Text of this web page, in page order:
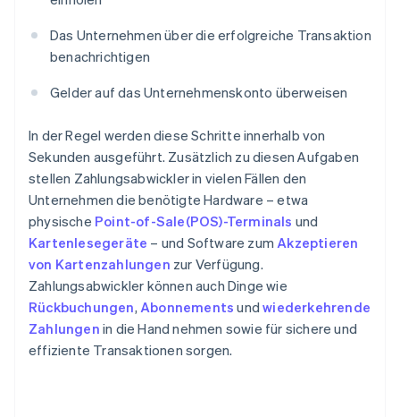
Das Unternehmen über die erfolgreiche Transaktion
benachrichtigen
Gelder auf das Unternehmenskonto überweisen
In der Regel werden diese Schritte innerhalb von
Sekunden ausgeführt. Zusätzlich zu diesen Aufgaben
stellen Zahlungsabwickler in vielen Fällen den
Unternehmen die benötigte Hardware – etwa
physische Point-of-Sale(POS)-Terminals und
Kartenlesegeräte – und Software zumAkzeptieren
von Kartenzahlungen zur Verfügung.
Zahlungsabwickler können auch Dinge wie
Rückbuchungen,Abonnements undwiederkehrende
Zahlungen in die Hand nehmen sowie für sichere und
effiziente Transaktionen sorgen.